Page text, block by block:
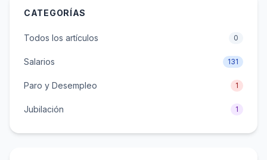
CATEGORÍAS
Todos los artículos 0
Salarios 131
Paro y Desempleo 1
Jubilación 1